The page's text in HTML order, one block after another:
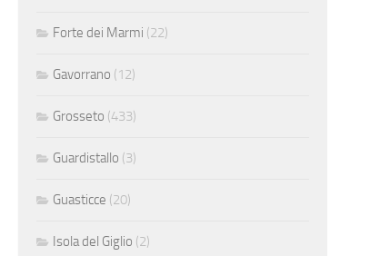
Forte dei Marmi (22)
Gavorrano (12)
Grosseto (433)
Guardistallo (3)
Guasticce (20)
Isola del Giglio (2)